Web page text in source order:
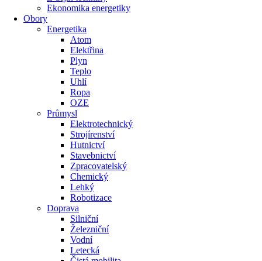
Ekonomika energetiky
Obory
Energetika
Atom
Elektřina
Plyn
Teplo
Uhlí
Ropa
OZE
Průmysl
Elektrotechnický
Strojírenství
Hutnictví
Stavebnictví
Zpracovatelský
Chemický
Lehký
Robotizace
Doprava
Silniční
Železniční
Vodní
Letecká